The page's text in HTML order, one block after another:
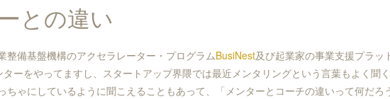
との違い
整備基盤機構のアクセラレーター・プログラムBusiNest及び起業家の事業支援プラッ
ターをやってますし、スタートアップ界隈では最近メンタリングという言葉もよく聞
ちゃにしているように聞こえることもあって、「メンターとコーチの違いって何だろ